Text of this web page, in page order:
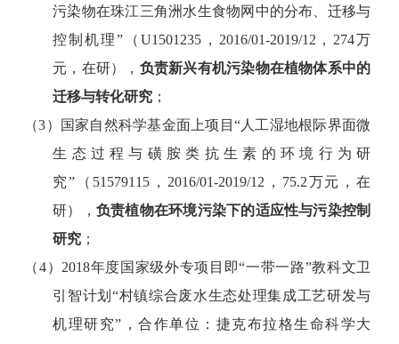
污染物在珠江三角洲水生食物网中的分布、迁移与
控制机理”（ U1501235， 2016/01-2019/12 ， 274万
元，在研）， 负责新兴有机污染物在植物体系中的
迁移与转化研究 ；
（3）国家自然科学基金面上项目 “人工湿地根际界面微
生态过程与磺胺类抗生素的环境行为研
究” （ 51579115， 2016/01-2019/12 ， 75.2万元，在
研）， 负责植物在环境污染下的适应性与污染控制
研究 ；
（4） 2018年度国家级外专项目即“一带一路”教科文卫
引智计划 “村镇综合废水生态处理集成工艺研发与
机理研究” ，合作单位：捷克布拉格生命科学大